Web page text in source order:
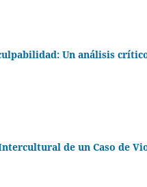
Un análisis
de un Caso de